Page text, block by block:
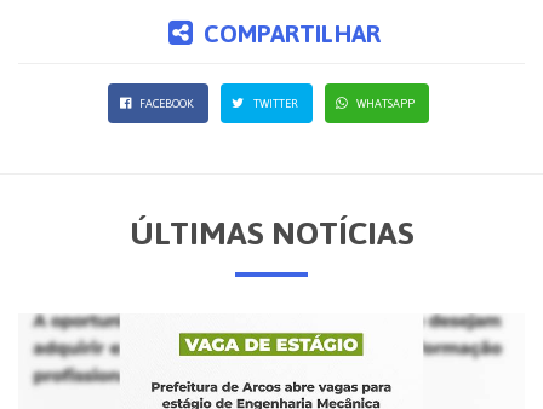
COMPARTILHAR
FACEBOOK TWITTER WHATSAPP
ÚLTIMAS NOTÍCIAS